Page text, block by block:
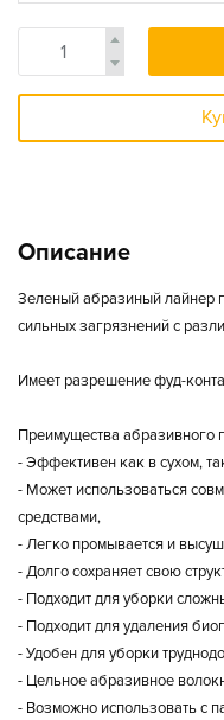
Описание
Зеленый абразиный лайнер
сильных загрязнений с
Имеет разрешение фуд-
Преимущества абразивного
- Эффективен как в сухом,
- Может использоваться
средствами,
- Легко промывается и
- Долго сохраняет свою
- Подходит для уборки
- Подходит для удаления
- Удобен для уборки
- Цельное абразивное
- Возможно использовать с